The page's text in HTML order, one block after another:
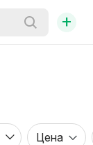
+
Цена